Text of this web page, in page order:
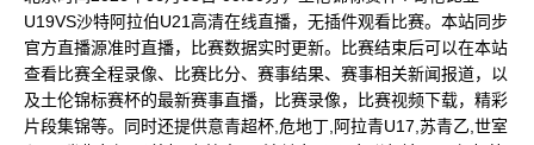
U19VS沙特阿拉伯U21高清在线直播，无插件观看比赛。本站同步
官方直播源准时直播，比赛数据实时更新。比赛结束后可以在本站
查看比赛全程录像、比赛比分、赛事结果、赛事相关新闻报道，以
及土伦锦标赛杯的最新赛事直播，比赛录像，比赛视频下载，精彩
片段集锦等。同时还提供意青超杯,危地丁,阿拉青U17,苏青乙,世室